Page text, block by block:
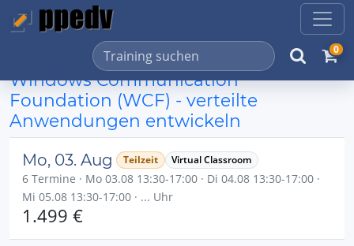
0
Windows Communication
Foundation (WCF) - verteilte
Anwendungen entwickeln
Mo, 03. Aug Teilzeit Virtual Classroom
6 Termine · Mo 03.08 13:30-17:00 · Di 04.08 13:30-17:00 ·
Mi 05.08 13:30-17:00 · ... Uhr
1.499 €